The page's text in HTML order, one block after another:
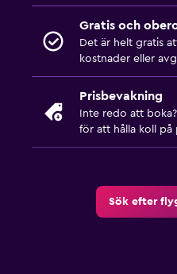
Gratis och
Det är helt gratis
kostnader eller
Prisbevakning
Inte redo att
för att hålla koll på
Sök efter